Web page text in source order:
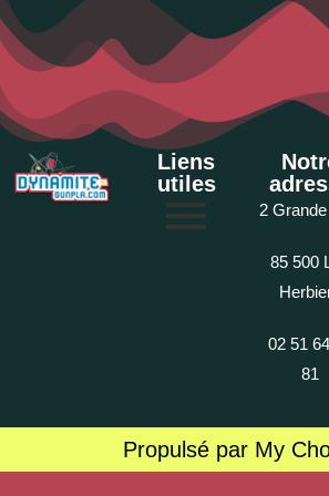
Liens
utiles
2
85 500
02 51
81
Propulsé par My